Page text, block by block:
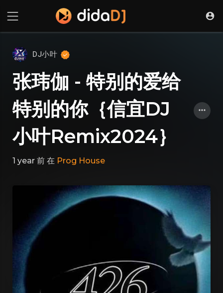
DJ小叶
张玮伽 - 特别的爱给
特别的你｛信宜DJ
小叶Remix2024｝
1 year 前 在 Prog House